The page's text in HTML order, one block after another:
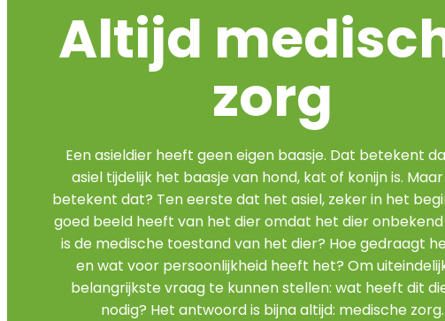
Altijd
zorg
Een asieldier heeft geen eigen baasje. Dat betekent
asiel tijdelijk het baasje van hond, kat of konijn is.
betekent dat? Ten eerste dat het asiel, zeker in het
goed beeld heeft van het dier omdat het dier onbekend
is de medische toestand van het dier? Hoe gedraagt
en wat voor persoonlijkheid heeft het? Om
belangrijkste vraag te kunnen stellen: wat heeft dit
nodig? Het antwoord is bijna altijd: medische zorg.